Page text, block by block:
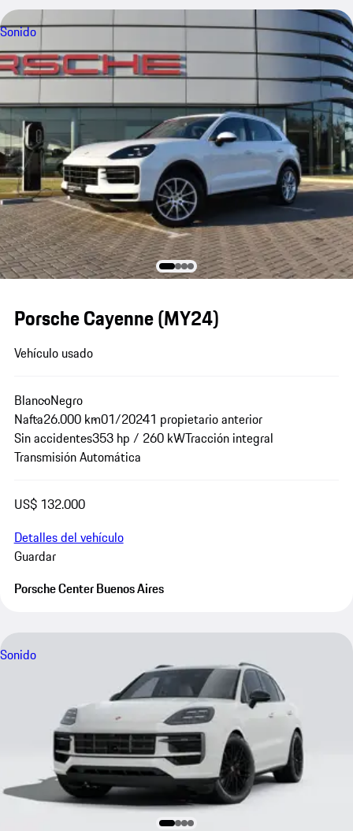
Sonido
Porsche Cayenne (MY24)
Vehículo usado
BlancoNegro
Nafta26.000 km01/20241 propietario anterior
Sin accidentes353 hp / 260 kWTracción integral
Transmisión Automática
US$ 132.000
Detalles del vehículo
Guardar
Porsche Center Buenos Aires
Sonido